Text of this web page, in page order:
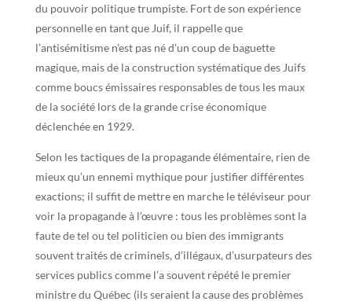
du pouvoir politique trumpiste. Fort de son expérience
personnelle en tant que Juif, il rappelle que
l’antisémitisme n’est pas né d’un coup de baguette
magique, mais de la construction systématique des Juifs
comme boucs émissaires responsables de tous les maux
de la société lors de la grande crise économique
déclenchée en 1929.
Selon les tactiques de la propagande élémentaire, rien de
mieux qu’un ennemi mythique pour justifier différentes
exactions; il suffit de mettre en marche le téléviseur pour
voir la propagande à l’œuvre : tous les problèmes sont la
faute de tel ou tel politicien ou bien des immigrants
souvent traités de criminels, d’illégaux, d’usurpateurs des
services publics comme l’a souvent répété le premier
ministre du Québec (ils seraient la cause des problèmes